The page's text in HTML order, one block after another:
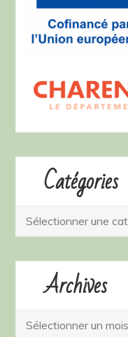
Catégories
Catégories
Archives
Archives